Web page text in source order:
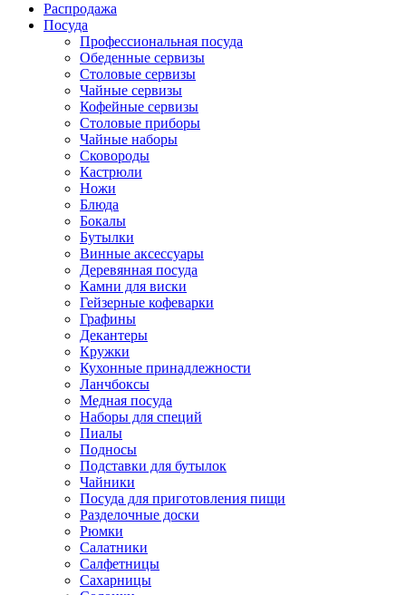
Распродажа
Посуда
Профессиональная посуда
Обеденные сервизы
Столовые сервизы
Чайные сервизы
Кофейные сервизы
Столовые приборы
Чайные наборы
Сковороды
Кастрюли
Ножи
Блюда
Бокалы
Бутылки
Винные аксессуары
Деревянная посуда
Камни для виски
Гейзерные кофеварки
Графины
Декантеры
Кружки
Кухонные принадлежности
Ланчбоксы
Медная посуда
Наборы для специй
Пиалы
Подносы
Подставки для бутылок
Чайники
Посуда для приготовления пищи
Разделочные доски
Рюмки
Салатники
Салфетницы
Сахарницы